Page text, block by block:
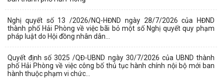
Nghị quyết số 13 /2026/NQ-HĐND ngày 28/7/2026 của HĐND
thành phố Hải Phòng về việc bãi bỏ một số Nghị quyết quy phạm
pháp luật do Hội đồng nhân dân...
Quyết định số 3025 /QĐ-UBND ngày 30/7/2026 của UBND thành
phố Hải Phòng về việc công bố thủ tục hành chính nội bộ mới ban
hành thuộc phạm vi chức...